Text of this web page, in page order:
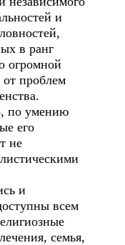
и
в ранг
огромной
проблем
по умению
его
не
и
всем
семья,